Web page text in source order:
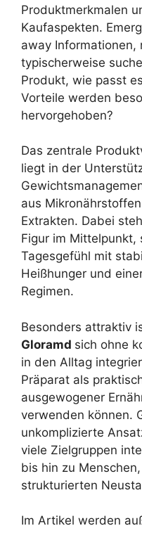
Produktmerkmalen
Kaufaspekten.
away Informationen,
typischerweise
Produkt, wie passt
Vorteile werden
hervorgehoben?
Das zentrale
liegt in der
aus
Extrakten. Dabei
Figur im Mittelpunkt,
Tagesgefühl mit
Heißhunger und
Regimen.
Besonders attraktiv
Gloramd sich ohne
in den Alltag
Präparat als
ausgewogener
verwenden können.
unkomplizierte
viele Zielgruppen
bis hin zu
strukturierten
Im Artikel werden